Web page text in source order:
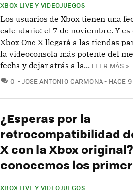
XBOX LIVE Y VIDEOJUEGOS
Los usuarios de Xbox tienen una
calendario: el 7 de noviembre. Y es
Xbox One X llegará a las tiendas
la videoconsola más potente del
fecha y dejar atrás a la... LEER MÁS »
0 COMENTARIOS
JOSE ANTONIO CARMONA HACE
¿Esperas por la
retrocompatibilidad
X con la Xbox
conocemos los
XBOX LIVE Y VIDEOJUEGOS